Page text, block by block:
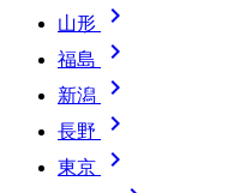
山形 
福島 
新潟 
長野 
東京 